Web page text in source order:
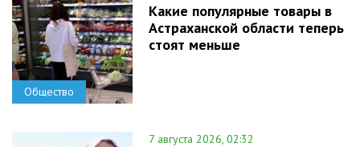
Общество
Какие популярные товары в
Астраханской области теперь
стоят меньше
7 августа 2026, 02:32